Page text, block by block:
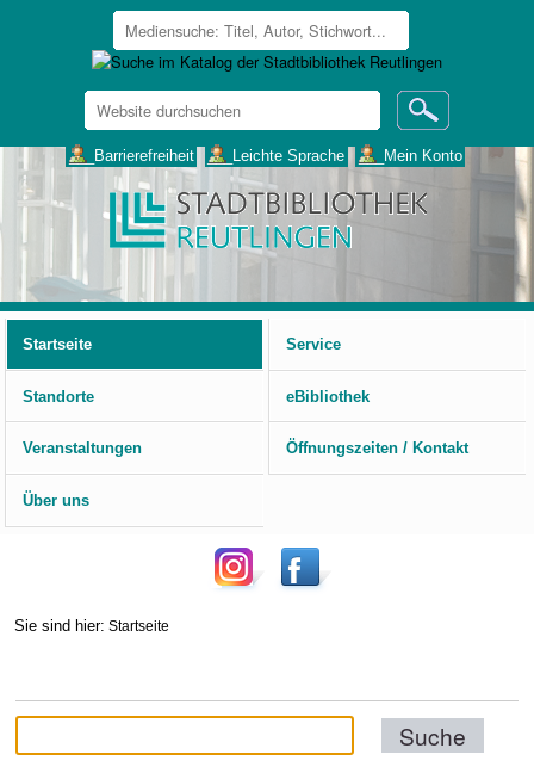
Website
durchsuchen
___Barrierefreiheit ___Leichte Sprache ___Mein Konto
Startseite
Service
Standorte eBibliothek
Veranstaltungen Öffnungszeiten / Kontakt
Über uns
Sie sind hier: Startseite